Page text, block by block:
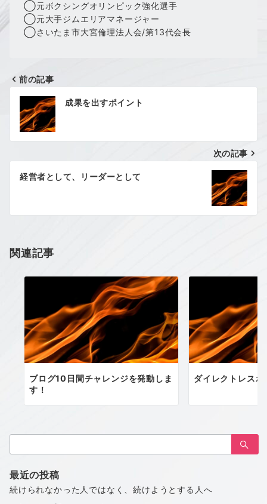
◯元ボクシングオリンピック強化選手
◯元大手ジムエリアマネージャー
◯さいたま市大宮倫理法人会/第13代会長
投
稿
ナ
ゲ
シ
ン
前の記事
成果を出すポイント
次の記事
経営者として、リーダーとして
関連記事
ブログ10日間チャレンジを発動しま
す！
ダイレクトレス
索：
最近の投稿
続けられなかった人ではなく、続けようとする人へ